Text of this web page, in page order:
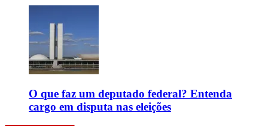
O que faz um deputado federal? Entenda
cargo em disputa nas eleições